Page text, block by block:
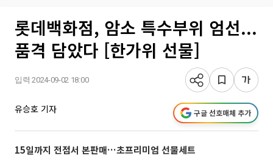
롯데백화점, 암소 특수부위 엄선...
품격 담았다 [한가위 선물]
입력 2024-09-02 18:00
유승호 기자 구글 선호매체 추가
15일까지 전점서 본판매…초프리미엄 선물세트